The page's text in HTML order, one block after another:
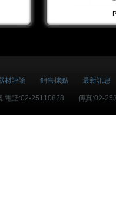
材評論 銷售據點 最新訊息
號 電話:02-25110828 傳真:02-